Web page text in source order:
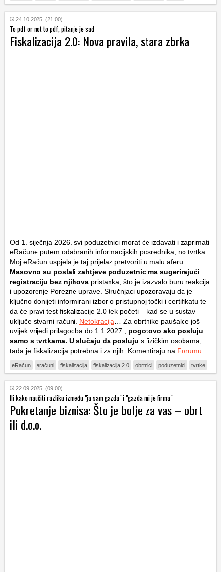
24.10.2025. (21:00)
To pdf or not to pdf, pitanje je sad
Fiskalizacija 2.0: Nova pravila, stara zbrka
Od 1. siječnja 2026. svi poduzetnici morat će izdavati i zaprimati
eRačune putem odabranih informacijskih posrednika, no tvrtka
Moj eRačun uspjela je taj prijelaz pretvoriti u malu aferu.
Masovno su poslali zahtjeve poduzetnicima sugerirajući
registraciju bez njihova pristanka, što je izazvalo buru reakcija
i upozorenje Porezne uprave. Stručnjaci upozoravaju da je
ključno donijeti informirani izbor o pristupnoj točki i certifikatu te
da će pravi test fiskalizacije 2.0 tek početi – kad se u sustav
uključe stvarni računi. Netokracija … Za obrtnike paušalce još
uvijek vrijedi prilagodba do 1.1.2027., pogotovo ako posluju
samo s tvrtkama. U slučaju da posluju s fizičkim osobama,
tada je fiskalizacija potrebna i za njih. Komentiraju na Forumu
eRačun eračuni fiskalizacija fiskalizacija 2.0 obrtnici poduzetnici tvrtke
22.09.2025. (09:00)
Ili kako naučiti razliku između "ja sam gazda" i "gazda mi je firma"
Pokretanje biznisa: Što je bolje za vas – obrt
ili d.o.o.